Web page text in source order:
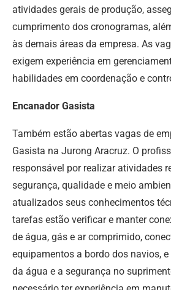
atividades gerais de produção,
cumprimento dos cronogramas,
às demais áreas da empresa. As
exigem experiência em
habilidades em coordenação e
Encanador Gasista
Também estão abertas vagas de
Gasista na Jurong Aracruz. O
responsável por realizar atividades
segurança, qualidade e meio
atualizados seus conhecimentos
tarefas estão verificar e manter
de água, gás e ar comprimido,
equipamentos a bordo dos navios,
da água e a segurança no